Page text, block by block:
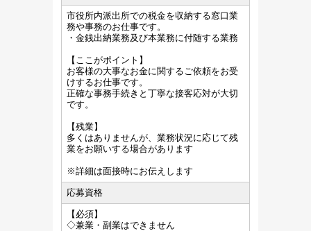
市役所内派出所での税金を収納する窓口業
務や事務のお仕事です。
・金銭出納業務及び本業務に付随する業務
【ここがポイント】
お客様の大事なお金に関するご依頼をお受
けするお仕事です。
正確な事務手続きと丁寧な接客応対が大切
です。
【残業】
多くはありませんが、業務状況に応じて残
業をお願いする場合があります
※詳細は面接時にお伝えします
応募資格
【必須】
◇兼業・副業はできません